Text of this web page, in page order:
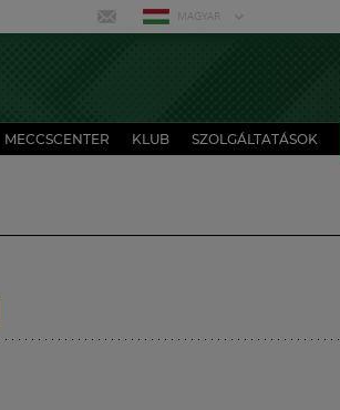
MAGYAR
MECCSCENTER KLUB SZOLGÁLTATÁSOK